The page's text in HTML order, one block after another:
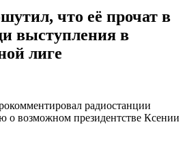
что её прочат в
выступления в
лиге
радиостанции
о возможном президентстве Ксении